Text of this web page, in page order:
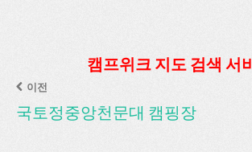
캠프위크 지도 검색 서
이전
국토정중앙천문대 캠핑장